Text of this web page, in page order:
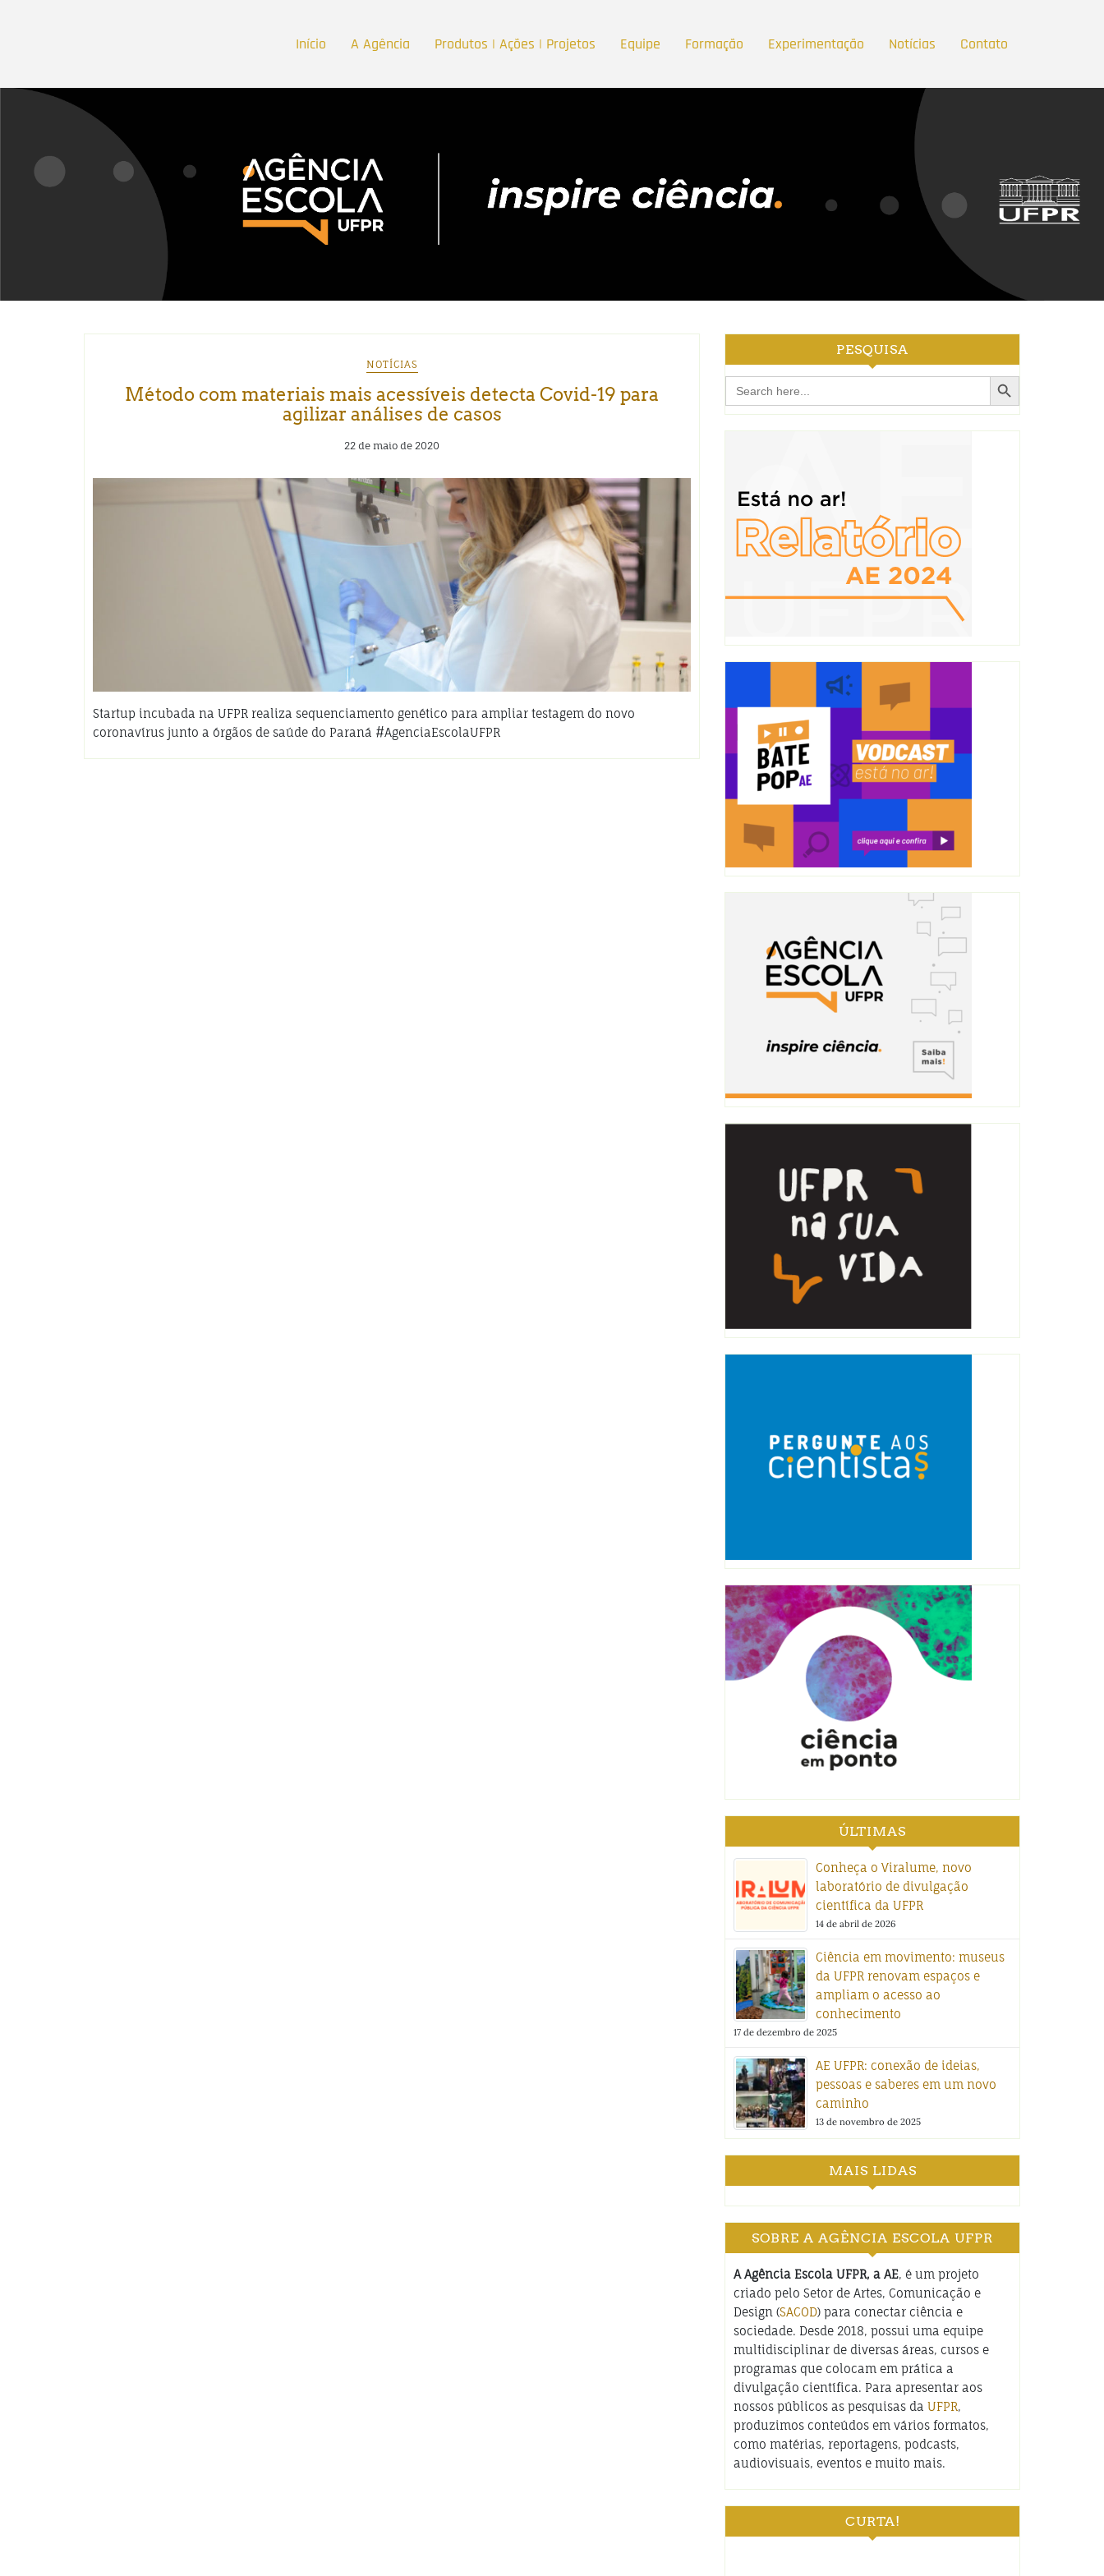
Início A Agência Produtos | Ações | Projetos Equipe Formação Experimentação Notícias Contato
NOTÍCIAS
Método com materiais mais acessíveis detecta Covid-19 para
agilizar análises de casos
22 de maio de 2020
Startup incubada na UFPR realiza sequenciamento genético para ampliar testagem do novo
coronavírus junto a órgãos de saúde do Paraná #AgenciaEscolaUFPR
PESQUISA
Search
for:
Search Button
ÚLTIMAS
Conheça o Viralume, novo
laboratório de divulgação
científica da UFPR
14 de abril de 2026
Ciência em movimento: museus
da UFPR renovam espaços e
ampliam o acesso ao
conhecimento
17 de dezembro de 2025
AE UFPR: conexão de ideias,
pessoas e saberes em um novo
caminho
13 de novembro de 2025
MAIS LIDAS
SOBRE A AGÊNCIA ESCOLA UFPR
A Agência Escola UFPR, a AE, é um projeto
criado pelo Setor de Artes, Comunicação e
Design (SACOD) para conectar ciência e
sociedade. Desde 2018, possui uma equipe
multidisciplinar de diversas áreas, cursos e
programas que colocam em prática a
divulgação científica. Para apresentar aos
nossos públicos as pesquisas da UFPR,
produzimos conteúdos em vários formatos,
como matérias, reportagens, podcasts,
audiovisuais, eventos e muito mais.
CURTA!